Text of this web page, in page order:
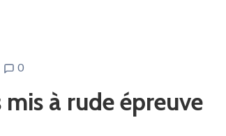
0
à rude épreuve